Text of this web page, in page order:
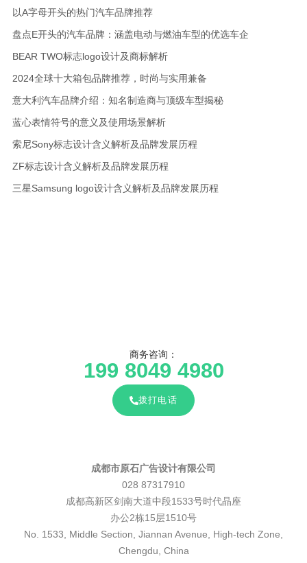
以A字母开头的热门汽车品牌推荐
盘点E开头的汽车品牌：涵盖电动与燃油车型的优选车企
BEAR TWO标志logo设计及商标解析
2024全球十大箱包品牌推荐，时尚与实用兼备
意大利汽车品牌介绍：知名制造商与顶级车型揭秘
蓝心表情符号的意义及使用场景解析
索尼Sony标志设计含义解析及品牌发展历程
ZF标志设计含义解析及品牌发展历程
三星Samsung logo设计含义解析及品牌发展历程
商务咨询：
199 8049 4980
拨打电话
成都市原石广告设计有限公司
028 87317910
成都高新区剑南大道中段1533号时代晶座
办公2栋15层1510号
No. 1533, Middle Section, Jiannan Avenue, High-tech Zone,
Chengdu, China